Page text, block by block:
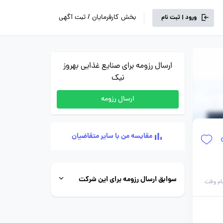
ورود | ثبت نام بخش کارفرمایان / ثبت آگهی
وقت
ارسال رزومه برای صنایع غذایی بهروز
نیک
ارسال رزومه
مقایسه من با سایر متقاضیان
سوابق ارسال رزومه برای این شرکت